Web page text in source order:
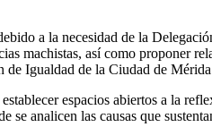
a la necesidad de la
machistas, así como proponer
Igualdad de la Ciudad de
espacios abiertos a la
se analicen las causas que